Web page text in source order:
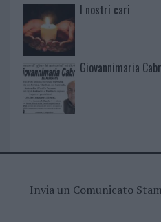
I nostri cari
Giovannimaria
Invia un Comunicato